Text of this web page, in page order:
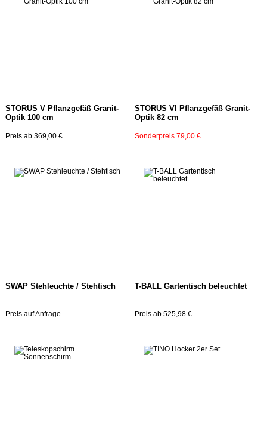
STORUS V Pflanzgefäß Granit-
Optik 100 cm
Preis ab 369,00 €
STORUS VI Pflanzgefäß Granit-
Optik 82 cm
Sonderpreis 79,00 €
SWAP Stehleuchte / Stehtisch
Preis auf Anfrage
T-BALL Gartentisch beleuchtet
Preis ab 525,98 €